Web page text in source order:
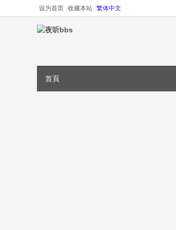
设为首页 收藏本站 繁体中文
首頁